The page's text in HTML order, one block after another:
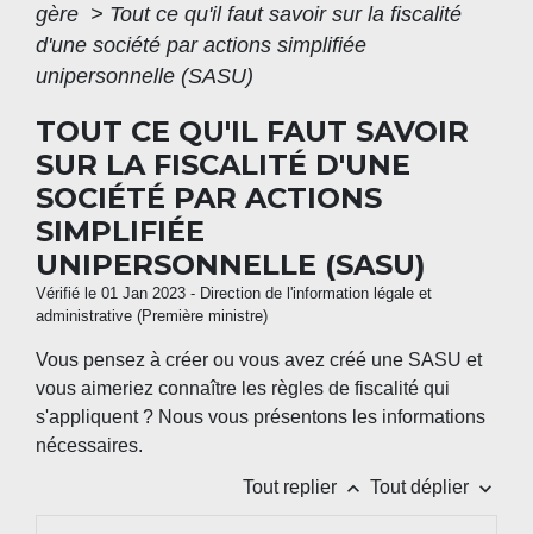
gère > Tout ce qu'il faut savoir sur la fiscalité
d'une société par actions simplifiée
unipersonnelle (SASU)
TOUT CE QU'IL FAUT SAVOIR
SUR LA FISCALITÉ D'UNE
SOCIÉTÉ PAR ACTIONS
SIMPLIFIÉE
UNIPERSONNELLE (SASU)
Vérifié le 01 Jan 2023 - Direction de l'information légale et
administrative (Première ministre)
Vous pensez à créer ou vous avez créé une SASU et
vous aimeriez connaître les règles de fiscalité qui
s'appliquent ? Nous vous présentons les informations
nécessaires.
Tout replier keyboard_arrow_up Tout déplier keyboard_arrow_down